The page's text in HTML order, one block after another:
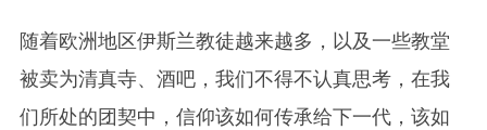
随着欧洲地区伊斯兰教徒越来越多，以及一些教堂
被卖为清真寺、酒吧，我们不得不认真思考，在我
们所处的团契中，信仰该如何传承给下一代，该如